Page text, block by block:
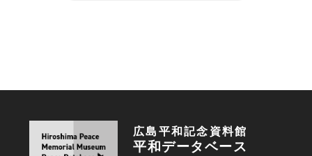
広島平和記念資料館
平和データベース